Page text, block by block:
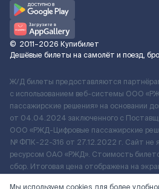
© 2011–2026 Купибилет
Дешёвые билеты на самолёт и поезд,
Ж/Д билеты предоставляются
с использованием веб-системы ООО
пассажирские решения» на основании
от 04.04.2024 заключенного с
ООО «РЖД-Цифровые пассажирские
№ ФПК-22-316 от 27.12.2022 г. Сайт не
ресурсом ОАО «РЖД». Стоимость
сбор. Итоговая цена отображена на